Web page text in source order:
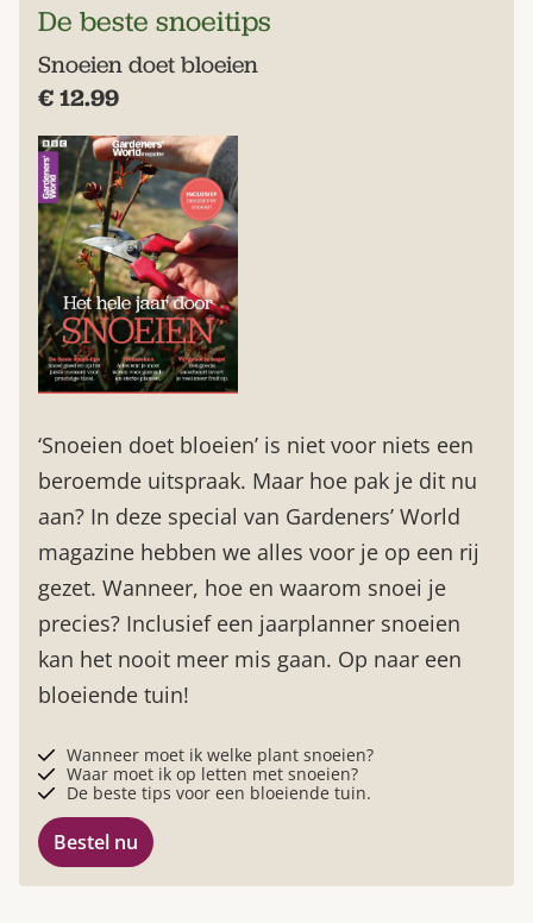
De beste snoeitips
Snoeien doet bloeien
€ 12.99
‘Snoeien doet bloeien’ is niet voor niets een
beroemde uitspraak. Maar hoe pak je dit nu
aan? In deze special van Gardeners’ World
magazine hebben we alles voor je op een rij
gezet. Wanneer, hoe en waarom snoei je
precies? Inclusief een jaarplanner snoeien
kan het nooit meer mis gaan. Op naar een
bloeiende tuin!
Wanneer moet ik welke plant snoeien?
Waar moet ik op letten met snoeien?
De beste tips voor een bloeiende tuin.
Bestel nu